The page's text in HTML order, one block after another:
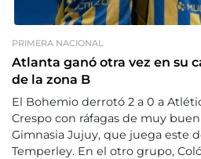
PRIMERA NACIONAL
Atlanta ganó otra vez en su
de la zona B
El Bohemio derrotó 2 a 0 a
Crespo con ráfagas de muy
Gimnasia Jujuy, que juega este
Temperley. En el otro grupo,